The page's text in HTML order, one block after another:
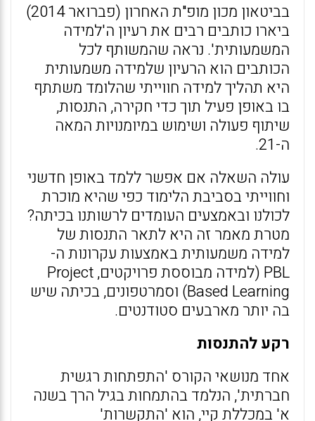
בביטאון מכון מופ"ת האחרון (פברואר 2014)
ביארו כותבים רבים את רעיון ה'למידה
המשמעותית'. נראה שהמשותף לכל
הכותבים הוא הרעיון שלמידה משמעותית
היא תהליך למידה חווייתי שהלומד משתתף
בו באופן פעיל תוך כדי חקירה, התנסות,
שיתוף פעולה ושימוש במיומנויות המאה
ה-21.
עולה השאלה אם אפשר ללמד באופן חדשני
וחווייתי בסביבת הלימוד כפי שהיא מוכרת
לכולנו ובאמצעים העומדים לרשותנו בכיתה?
מטרת מאמר זה היא לתאר התנסות של
למידה משמעותית באמצעות עקרונות ה-
PBL (למידה מבוססת פרויקטים, Project
Based Learning) וסמרטפונים, בכיתה שיש
בה יותר מארבעים סטודנטים.
רקע להתנסות
אחד מנושאי הקורס 'התפתחות רגשית
חברתית', הנלמד בהתמחות בגיל הרך בשנה
א' במכללת קיי, הוא 'התקשרות'